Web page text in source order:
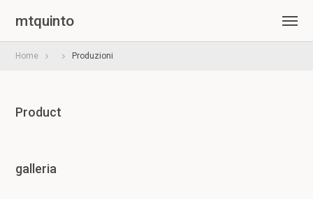
mtquinto
Home Produzioni
Product
galleria